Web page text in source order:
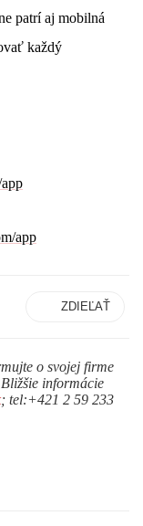
patrí aj mobilná
každý
app
ZDIEĽAŤ
o svojej firme
informácie
; tel:+421 2 59 233